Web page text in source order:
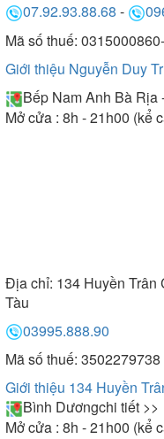
07.92.93.88.68 -
Mã số thuế:
Giới thiệu Nguyễn Duy
Bếp Nam Anh Bà Rịa
Mở cửa : 8h - 21h00 (kể
Địa chỉ: 134 Huyền Trân
Tàu
03995.888.90
Mã số thuế: 3502279738
Giới thiệu 134 Huyền
Bình Dươngchi tiết >>
Mở cửa : 8h - 21h00 (kể